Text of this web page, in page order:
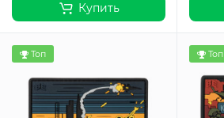
Купить
Топ Топ